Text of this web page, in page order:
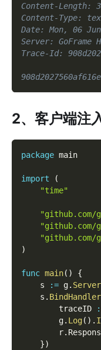
Content-Length:
Content-Type:
Date: Mon, 06
Server: GoFrame
Trace-Id:
2、客户端注
package main
import
(
"time"
"github.com/
)
func main( )
{
    s
:= g. Server
    s
. BindHandler
        traceID
        g
. Log( ) .
        r
.
})